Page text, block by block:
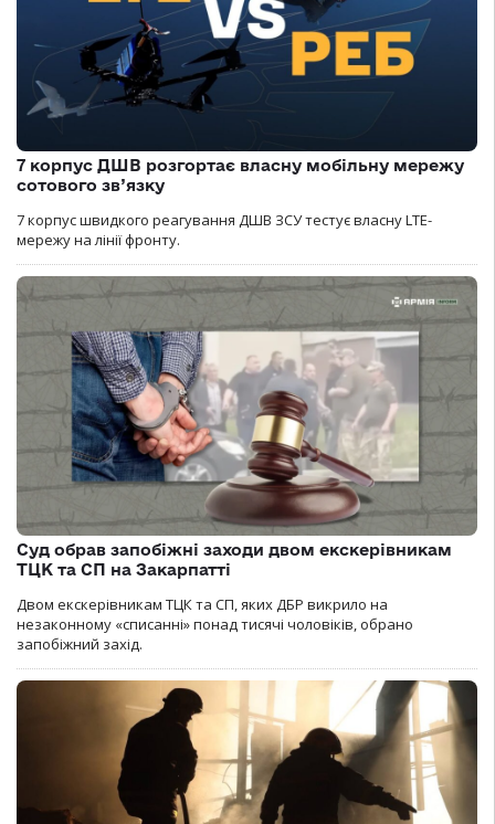
7 корпус ДШВ розгортає власну мобільну мережу
сотового зв’язку
7 корпус швидкого реагування ДШВ ЗСУ тестує власну LTE-
мережу на лінії фронту.
Суд обрав запобіжні заходи двом екскерівникам
ТЦК та СП на Закарпатті
Двом екскерівникам ТЦК та СП, яких ДБР викрило на
незаконному «списанні» понад тисячі чоловіків, обрано
запобіжний захід.